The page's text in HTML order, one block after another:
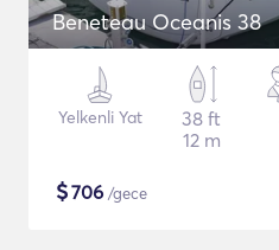
Beneteau Oceanis 38
Yelkenli Yat
38 ft
12 m
$706 /gece